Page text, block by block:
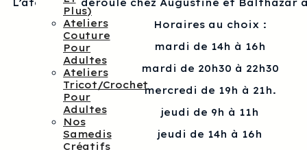
Plus)
Ateliers
Couture
Pour
Adultes
Ateliers
Tricot/crochet
Pour
Adultes
Nos
Samedis
Créatifs
L’atelier se déroule chez Augustine et Balthazar
Horaires au choix :
mardi de 14h à 16h
mardi de 20h30 à 22h30
mercredi de 19h à 21h.
jeudi de 9h à 11h
jeudi de 14h à 16h